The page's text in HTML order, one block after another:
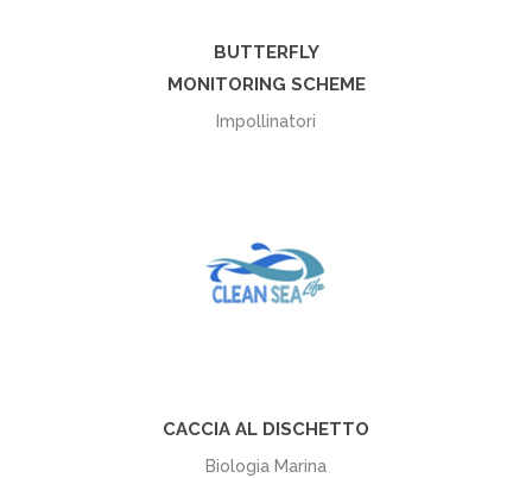
BUTTERFLY
MONITORING SCHEME
Impollinatori
+
CACCIA AL DISCHETTO
Biologia Marina